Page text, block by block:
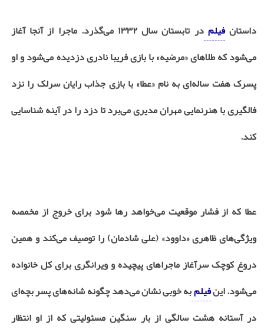
داستانفیلم
در تابستان سال ۱۳۳۲ می‌گذرد. ماجرا از آنجا آغاز
می‌شود که طلاهای «مرضیه» با بازی فریبا نادری دزدیده می‌شود و او
پسرک هفت ساله‌ای به نام «عطا» با بازی جذاب رایان سرلک را نزد
فالگیری با هنرنمایی مهران مدیری می‌برد تا دزد را در آینه شناسایی
کند.
عطا که از فشار موقعیت می‌خواهد رها شود برای خروج از مخمصه
ویژگی‌های ظاهری «داوود» (علی شادمان) را توصیف می‌کند و همین
دروغ کوچک سرآغاز ماجراهای پیچیده و ویرانگری برای کل خانواده
می‌شود. اینفیلمبه خوبی نشان می‌دهد چگونه شانه‌های پسر بچه‌ای
در آستانه هشت سالگی از بار سنگین مسئولیتی که از او انتظار